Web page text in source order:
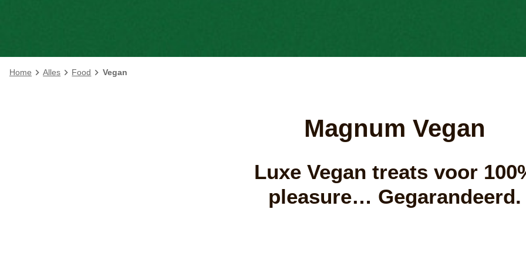
Home Alles Food Vegan
Magnum Vegan
Luxe Vegan treats voor
pleasure… Gegarandeerd.